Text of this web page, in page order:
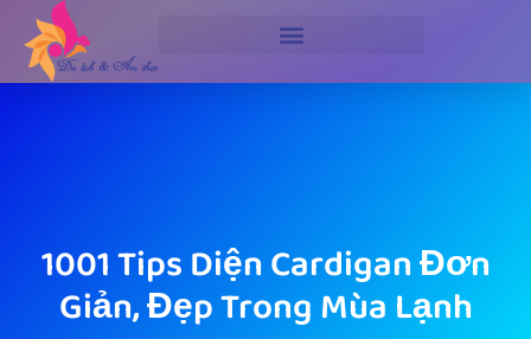
1001 Tips Diện Cardigan Đơn
Giản, Đẹp Trong Mùa Lạnh